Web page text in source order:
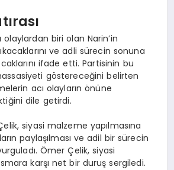
olaylardan biri olan Narin’in
ve adli sürecin sonuna
ifade etti. Partisinin bu
göstereceğini belirten
acı olayların önüne
dile getirdi.
siyasi malzeme yapılmasına
paylaşılması ve adil bir sürecin
Ömer Çelik, siyasi
karşı net bir duruş sergiledi.